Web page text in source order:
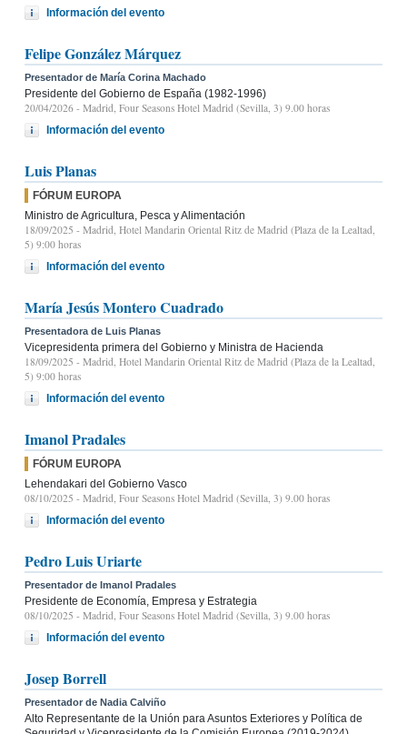
Información del evento
Felipe González Márquez
Presentador de María Corina Machado
Presidente del Gobierno de España (1982-1996)
20/04/2026 - Madrid, Four Seasons Hotel Madrid (Sevilla, 3) 9.00 horas
Información del evento
Luis Planas
FÓRUM EUROPA
Ministro de Agricultura, Pesca y Alimentación
18/09/2025 - Madrid, Hotel Mandarin Oriental Ritz de Madrid (Plaza de la Lealtad,
5) 9:00 horas
Información del evento
María Jesús Montero Cuadrado
Presentadora de Luis Planas
Vicepresidenta primera del Gobierno y Ministra de Hacienda
18/09/2025 - Madrid, Hotel Mandarin Oriental Ritz de Madrid (Plaza de la Lealtad,
5) 9:00 horas
Información del evento
Imanol Pradales
FÓRUM EUROPA
Lehendakari del Gobierno Vasco
08/10/2025 - Madrid, Four Seasons Hotel Madrid (Sevilla, 3) 9.00 horas
Información del evento
Pedro Luis Uriarte
Presentador de Imanol Pradales
Presidente de Economía, Empresa y Estrategia
08/10/2025 - Madrid, Four Seasons Hotel Madrid (Sevilla, 3) 9.00 horas
Información del evento
Josep Borrell
Presentador de Nadia Calviño
Alto Representante de la Unión para Asuntos Exteriores y Política de